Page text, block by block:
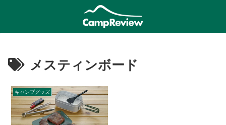
メスティンボード
キャンプグッズ